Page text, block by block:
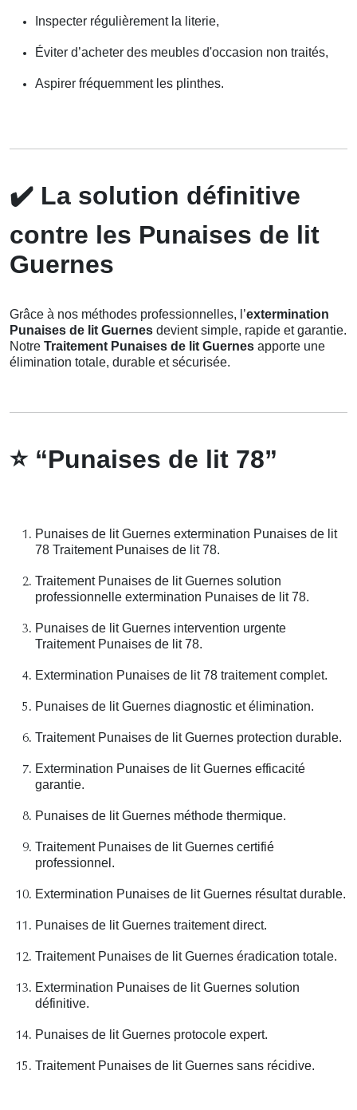
Inspecter régulièrement la literie,
Éviter d’acheter des meubles d'occasion non traités,
Aspirer fréquemment les plinthes.
✔️ La solution définitive
contre les Punaises de lit
Guernes
Grâce à nos méthodes professionnelles, l’extermination
Punaises de lit Guernes devient simple, rapide et garantie.
Notre Traitement Punaises de lit Guernes apporte une
élimination totale, durable et sécurisée.
⭐“Punaises de lit 78”
Punaises de lit Guernes extermination Punaises de lit
78 Traitement Punaises de lit 78.
Traitement Punaises de lit Guernes solution
professionnelle extermination Punaises de lit 78.
Punaises de lit Guernes intervention urgente
Traitement Punaises de lit 78.
Extermination Punaises de lit 78 traitement complet.
Punaises de lit Guernes diagnostic et élimination.
Traitement Punaises de lit Guernes protection durable.
Extermination Punaises de lit Guernes efficacité
garantie.
Punaises de lit Guernes méthode thermique.
Traitement Punaises de lit Guernes certifié
professionnel.
Extermination Punaises de lit Guernes résultat durable.
Punaises de lit Guernes traitement direct.
Traitement Punaises de lit Guernes éradication totale.
Extermination Punaises de lit Guernes solution
définitive.
Punaises de lit Guernes protocole expert.
Traitement Punaises de lit Guernes sans récidive.